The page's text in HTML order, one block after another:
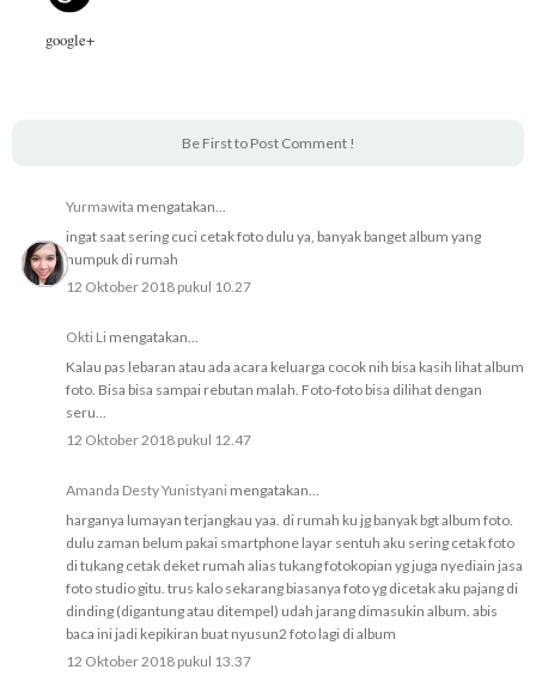
google+
Be First to Post Comment !
Yurmawita mengatakan...
ingat saat sering cuci cetak foto dulu ya, banyak banget album yang
numpuk di rumah
12 Oktober 2018 pukul 10.27
Okti Li mengatakan...
Kalau pas lebaran atau ada acara keluarga cocok nih bisa kasih lihat album
foto. Bisa bisa sampai rebutan malah. Foto-foto bisa dilihat dengan
seru...
12 Oktober 2018 pukul 12.47
Amanda Desty Yunistyani mengatakan...
harganya lumayan terjangkau yaa. di rumah ku jg banyak bgt album foto.
dulu zaman belum pakai smartphone layar sentuh aku sering cetak foto
di tukang cetak deket rumah alias tukang fotokopian yg juga nyediain jasa
foto studio gitu. trus kalo sekarang biasanya foto yg dicetak aku pajang di
dinding (digantung atau ditempel) udah jarang dimasukin album. abis
baca ini jadi kepikiran buat nyusun2 foto lagi di album
12 Oktober 2018 pukul 13.37